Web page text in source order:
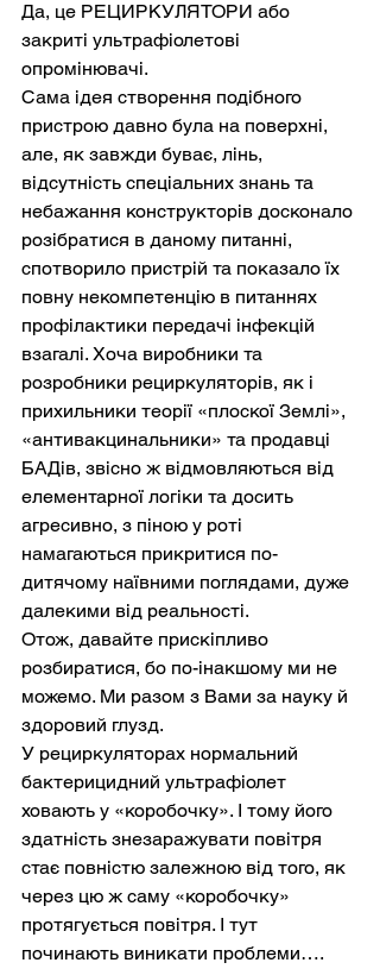
Да, це РЕЦИРКУЛЯТОРИ або
закриті ультрафіолетові
опромінювачі.
Сама ідея створення подібного
пристрою давно була на поверхні,
але, як завжди буває, лінь,
відсутність спеціальних знань та
небажання конструкторів досконало
розібратися в даному питанні,
спотворило пристрій та показало їх
повну некомпетенцію в питаннях
профілактики передачі інфекцій
взагалі. Хоча виробники та
розробники рециркуляторів, як і
прихильники теорії «плоскої Землі»,
«антивакцинальники» та продавці
БАДів, звісно ж відмовляються від
елементарної логіки та досить
агресивно, з піною у роті
намагаються прикритися по-
дитячому наївними поглядами, дуже
далекими від реальності.
Отож, давайте прискіпливо
розбиратися, бо по-інакшому ми не
можемо. Ми разом з Вами за науку й
здоровий глузд.
У рециркуляторах нормальний
бактерицидний ультрафіолет
ховають у «коробочку». І тому його
здатність знезаражувати повітря
стає повністю залежною від того, як
через цю ж саму «коробочку»
протягується повітря. І тут
починають виникати проблеми….